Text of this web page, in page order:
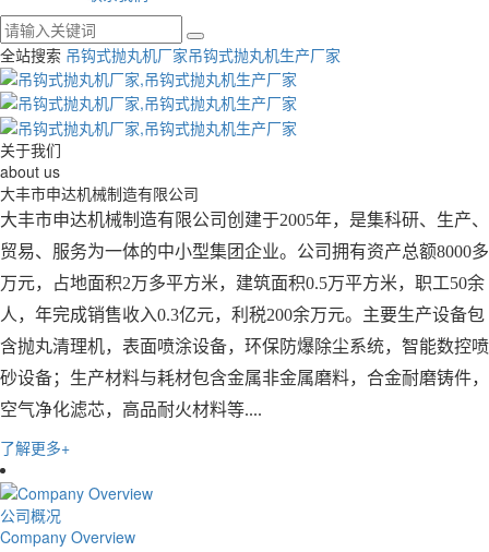
全站搜索 吊钩式抛丸机厂家吊钩式抛丸机生产厂家
关于我们
about us
大丰市申达机械制造有限公司
大丰市申达机械制造有限公司创建于2005年，是集科研、生产、
贸易、服务为一体的中小型集团企业。公司拥有资产总额8000多
万元，占地面积2万多平方米，建筑面积0.5万平方米，职工50余
人，年完成销售收入0.3亿元，利税200余万元。主要生产设备包
含抛丸清理机，表面喷涂设备，环保防爆除尘系统，智能数控喷
砂设备；生产材料与耗材包含金属非金属磨料，合金耐磨铸件，
空气净化滤芯，高品耐火材料等....
了解更多+
公司概况
Company Overview